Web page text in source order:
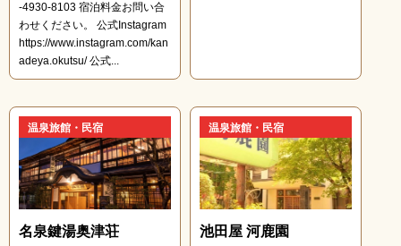
-4930-8103 宿泊料金お問い合
わせください。 公式Instagram
https://www.instagram.com/kan
adeya.okutsu/ 公式...
温泉旅館・民宿
名泉鍵湯奥津荘
温泉旅館・民宿
池田屋 河鹿園